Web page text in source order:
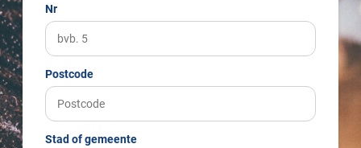
Nr
Postcode
Stad of gemeente